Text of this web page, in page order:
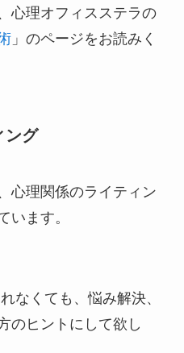
心理オフィスステラの
」のページをお読みく
ング
心理関係のライティン
います。
なくても、悩み解決、
のヒントにして欲し